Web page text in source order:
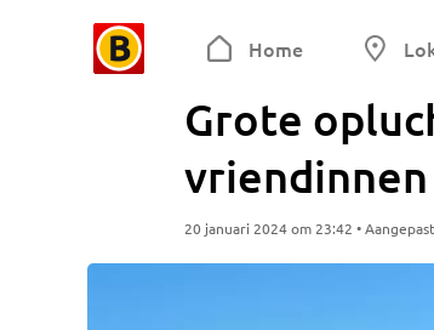
Home
Grote
vriendinnen
20 januari 2024 om 23:42 •